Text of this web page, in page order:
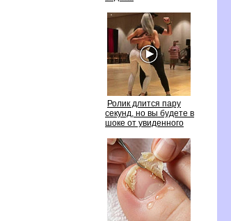
Ролик длится пару
секунд, но вы будете
шоке от увиденного